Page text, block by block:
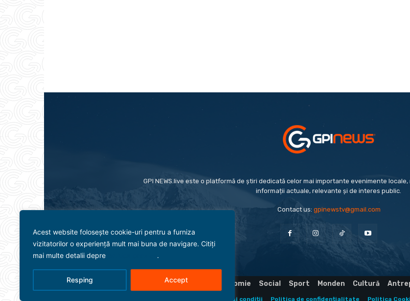
Acest website folosește cookie-uri pentru a furniza
vizitatorilor o experiență mult mai buna de navigare. Citiți
mai multe detalii depre
.
Resping Accept
GPI NEWS.live este o platformă de știri dedicată celor mai importante evenimente
informații actuale, relevante și de interes public.
Contact us: gpinewstv@gmail.com
Evenimente Politică Economie Social Sport Monden Cultură
Termeni și condiții Politica de confidențialitate Politica